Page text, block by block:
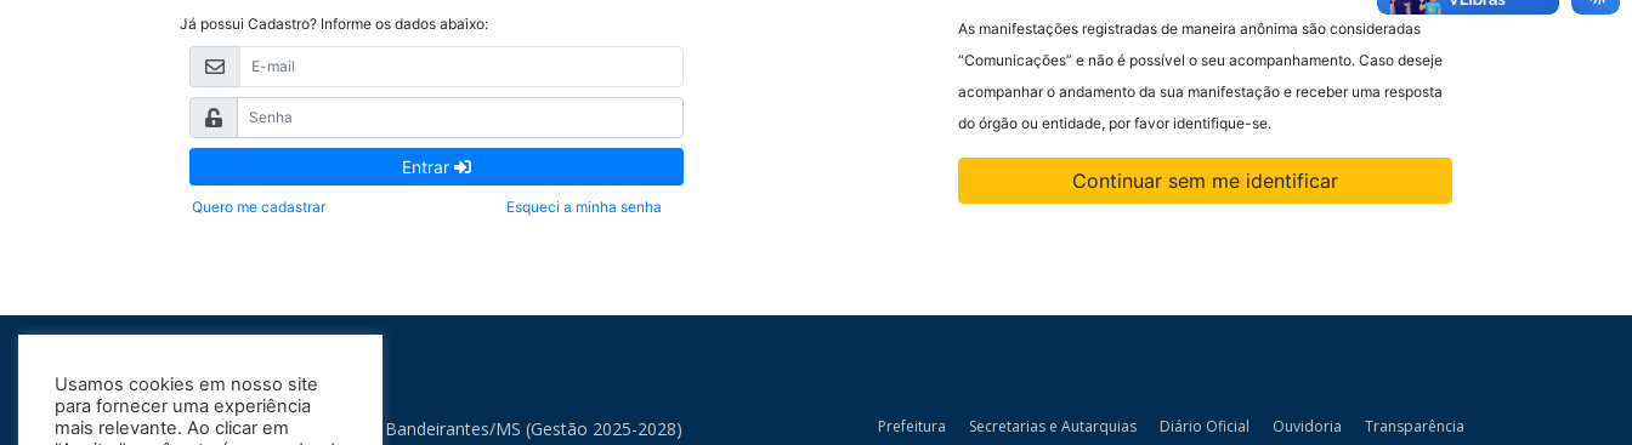
Já possui Cadastro? Informe os dados abaixo:
Entrar
Quero me cadastrar Esqueci a minha senha
As manifestações registradas de maneira anônima são consideradas
“Comunicações” e não é possível o seu acompanhamento. Caso deseje
acompanhar o andamento da sua manifestação e receber uma resposta
do órgão ou entidade, por favor identifique-se.
Continuar sem me identificar
Prefeitura Secretarias e Autarquias Diário Oficial Ouvidoria Transparência
Prefeitura Municipal de Bandeirantes/MS (Gestão 2025-2028)
Usamos cookies em nosso site
para fornecer uma experiência
mais relevante. Ao clicar em